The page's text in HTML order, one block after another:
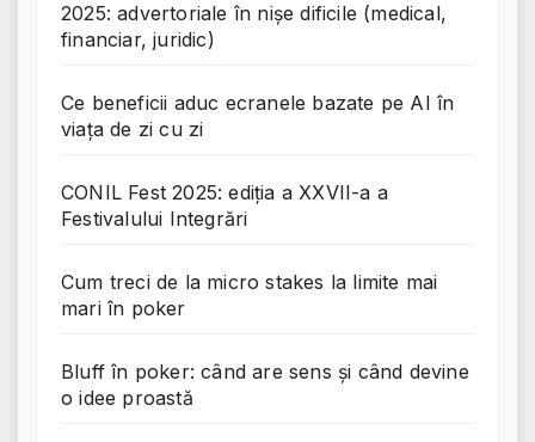
2025: advertoriale în nișe dificile (medical,
financiar, juridic)
Ce beneficii aduc ecranele bazate pe AI în
viața de zi cu zi
CONIL Fest 2025: ediția a XXVII-a a
Festivalului Integrări
Cum treci de la micro stakes la limite mai
mari în poker
Bluff în poker: când are sens și când devine
o idee proastă